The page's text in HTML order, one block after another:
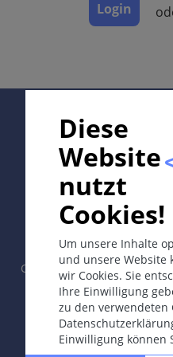
Komplikationen
Therapie & Prävention
Synonyme
Epidemiologie
Höhere Inzidenz bei
(positive
Personen, in der
Schwangerschaft.
Login
Diese
Website
nutzt
Cookies!
Um unsere Inhalte
und unsere Website
wir Cookies. Sie
Ihre Einwilligung
zu den verwendeten
Einwilligung können
In collaboration with
Copyright © 2003-2026 by
Gründungsredakteur
Koordination
All
Kontakt |